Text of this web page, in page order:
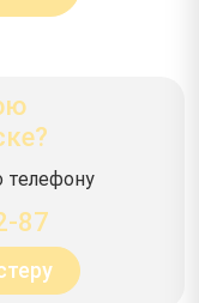
телефону
87